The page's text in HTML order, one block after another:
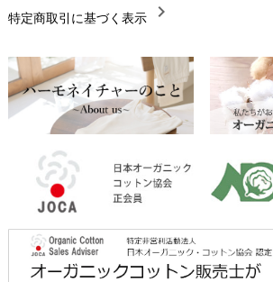
返品交換chevron_right
FAXでのご注文 chevron_right
お問い合わせchevron_right
特定商取引に基づく表示 chevron_right